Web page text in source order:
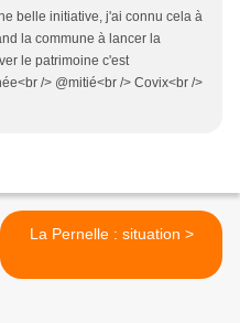
belle initiative, j'ai connu cela à
la commune à lancer la
le patrimoine c'est
/> @mitié<br /> Covix<br />
La Pernelle : situation >